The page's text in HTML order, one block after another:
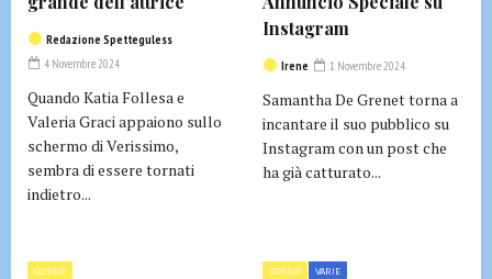
Redazione Spetteguless
4 Novembre 2024
Quando Katia Follesa e
Valeria Graci appaiono sullo
schermo di Verissimo,
sembra di essere tornati
indietro...
Instagram
Irene 1 Novembre 2024
Samantha De Grenet torna a
incantare il suo pubblico su
Instagram con un post che
ha già catturato...
GOSSIP GOSSIP VARIE